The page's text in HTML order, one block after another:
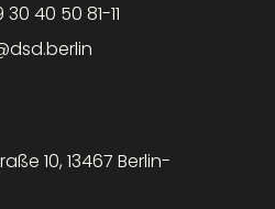
30 40 50 81-11
10, 13467 Berlin-